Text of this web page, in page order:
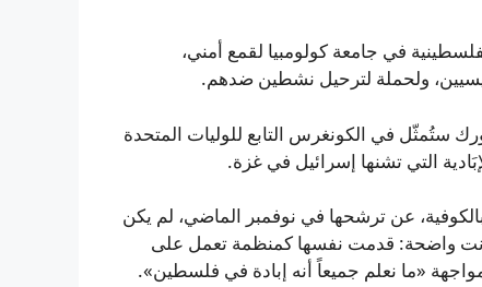
في جامعة كولومبيا لقمع أمني،
ولحملة لترحيل نشطين ضدهم.
ستُمثّل في الكونغرس التابع للوليات المتحدة
التي تشنها إسرائيل في غزة.
بالكوفية، عن ترشحها في نوفمبر الماضي، لم يكن
كانت واضحة: قدمت نفسها كمنظمة تعمل على
«ما نعلم جميعاً أنه إبادة في فلسطين».